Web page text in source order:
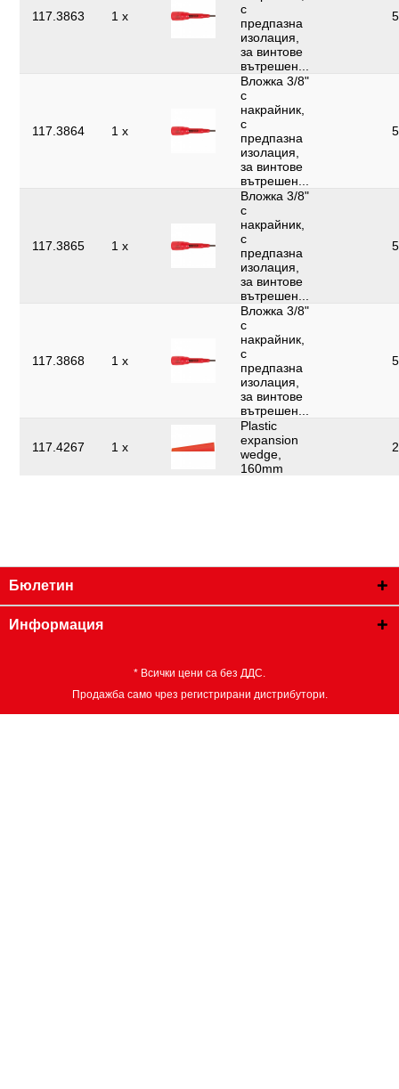
117.3863 1 x
с
предпазна
изолация,
за винтове
вътрешен...
117.3864 1 x
Вложка 3/8"
с
накрайник,
с
предпазна
изолация,
за винтове
вътрешен...
117.3865 1 x
Вложка 3/8"
с
накрайник,
с
предпазна
изолация,
за винтове
вътрешен...
117.3868 1 x
Вложка 3/8"
с
накрайник,
с
предпазна
изолация,
за винтове
вътрешен...
117.4267 1 x
Plastic
expansion
wedge,
160mm
Бюлетин
Информация
* Всички цени са без ДДС.
Продажба само чрез регистрирани дистрибутори.